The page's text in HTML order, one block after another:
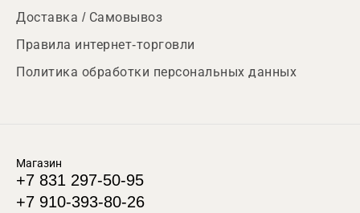
Доставка / Самовывоз
Правила интернет-торговли
Политика обработки персональных данных
Магазин
+7 831 297-50-95
+7 910-393-80-26